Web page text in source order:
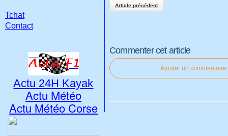
Article précédent
Commenter cet article
Ajouter un commentaire
Tchat
Contact
Actu 24H Kayak
Actu Météo
Actu Météo Corse